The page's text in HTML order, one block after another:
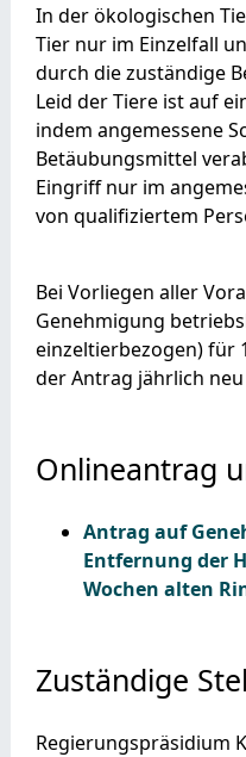
In der ökologischen
Tier nur im Einzelfall
durch die zuständige
Leid der Tiere ist auf
indem angemessene
Betäubungsmittel
Eingriff nur im
von qualifiziertem
Bei Vorliegen aller
Genehmigung
einzeltierbezogen) für
der Antrag jährlich
Onlineantrag
Antrag auf
Entfernung der
Wochen alten
Zuständige
Regierungspräsidium